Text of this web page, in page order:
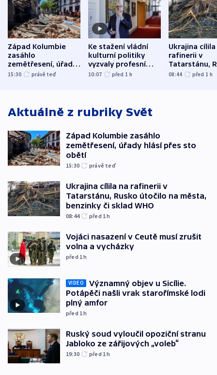
Západ Kolumbie
zasáhlo
zemětřesení, úřady
hlásí přes sto obětí
15:30 právě teď
Ke stažení vládní
kulturní politiky
vyzvaly profesní
organizace, spolky i
10:07 před 1 h
Ukrajina cílila
rafinerii v
Tatarstánu,
útočilo na
08:44 před 1 h
Aktuálně z rubriky Svět
Západ Kolumbie zasáhlo
zemětřesení, úřady hlásí přes sto
obětí
15:30 právě teď
Ukrajina cílila na rafinerii v
Tatarstánu, Rusko útočilo na města,
benzinky či sklad WHO
08:44 před 1h
Vojáci nasazení v Ceutě musí zrušit
volna a vycházky
před 1h
VIDEO
Významný objev u Sicílie.
Potápěči našli vrak starořímské lodi
plný amfor
před 1h
Ruský soud vyloučil opoziční stranu
Jabloko ze zářijových „voleb“
19:30 před 1h